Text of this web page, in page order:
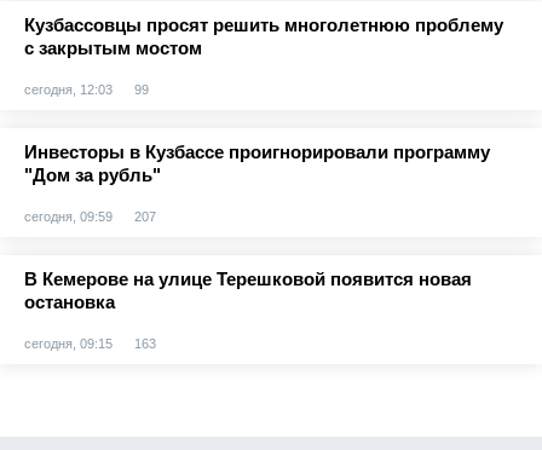
Кузбассовцы просят решить многолетнюю проблему
с закрытым мостом
сегодня, 12:03 99
Инвесторы в Кузбассе проигнорировали программу
"Дом за рубль"
сегодня, 09:59 207
В Кемерове на улице Терешковой появится новая
остановка
сегодня, 09:15 163